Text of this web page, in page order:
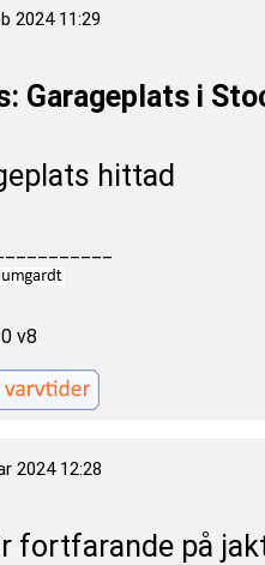
2024 11:29
Garageplats i
hittad
v8
2024 12:28
fortfarande på